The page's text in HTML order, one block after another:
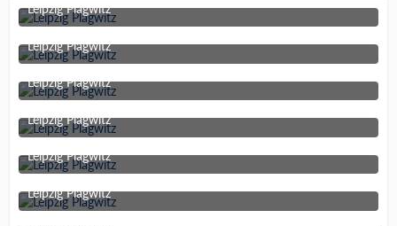
Leipzig Plagwitz
13. Juli 2013 um 15:31
1
Leipzig Plagwitz
13. Juli 2013 um 15:31
Leipzig Plagwitz
13. Juli 2013 um 15:31
Leipzig Plagwitz
13. Juli 2013 um 15:31
Leipzig Plagwitz
13. Juli 2013 um 15:31
1
Leipzig Plagwitz
13. Juli 2013 um 15:31